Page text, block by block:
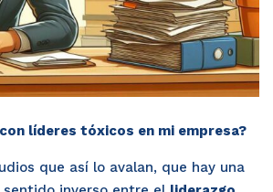
líderes tóxicos en mi empresa?
que así lo avalan, que hay una